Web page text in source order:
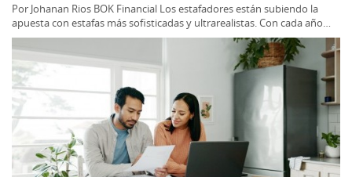
Por Johanan Rios BOK Financial Los estafadores están subiendo la
apuesta con estafas más sofisticadas y ultrarealistas. Con cada año…